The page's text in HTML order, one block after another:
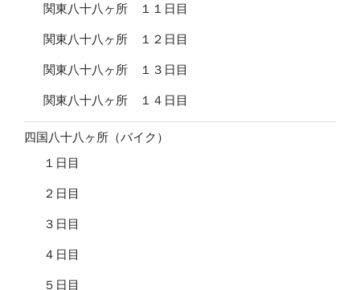
関東八十八ヶ所 １１日目
関東八十八ヶ所 １２日目
関東八十八ヶ所 １３日目
関東八十八ヶ所 １４日目
四国八十八ヶ所（バイク）
１日目
２日目
３日目
４日目
５日目